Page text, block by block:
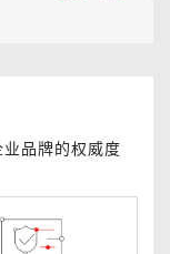
品牌的权威度